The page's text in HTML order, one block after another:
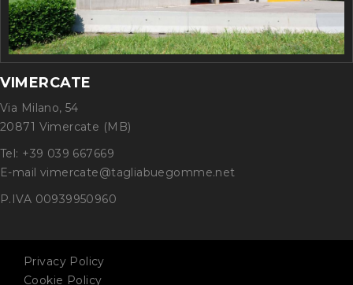
VIMERCATE
Via Milano, 54
20871 Vimercate (MB)
Tel: +39 039 667669
E-mail vimercate@tagliabuegomme.net
P.IVA 00939950960
Privacy Policy
Cookie Policy